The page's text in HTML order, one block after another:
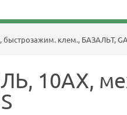
клем., БАЗАЛЬТ,
10АХ,